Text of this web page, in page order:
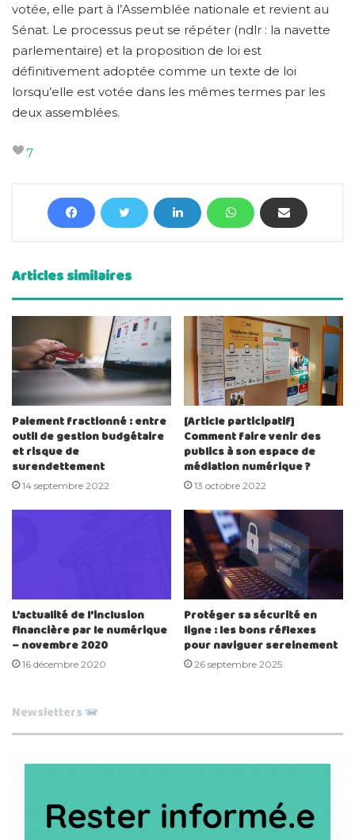
votée, elle part à l’Assemblée nationale et revient au
Sénat. Le processus peut se répéter (ndlr : la navette
parlementaire) et la proposition de loi est
définitivement adoptée comme un texte de loi
lorsqu’elle est votée dans les mêmes termes par les
deux assemblées.
7
Articles similaires
Paiement fractionné : entre
outil de gestion budgétaire
et risque de
surendettement
14 septembre 2022
[Article participatif]
Comment faire venir des
publics à son espace de
médiation numérique ?
13 octobre 2022
L’actualité de l’inclusion
financière par le numérique
– novembre 2020
16 décembre 2020
Protéger sa sécurité en
ligne : les bons réflexes
pour naviguer sereinement
26 septembre 2025
Newsletters